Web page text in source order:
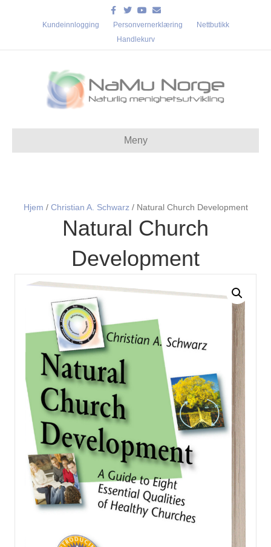
Facebook
TwitterYoutube
Email
Kundeinnlogging Personvernerklæring
Nettbutikk
Handlekurv
Meny
Hjem / Christian A. Schwarz / Natural Church Development
Natural Church
Development